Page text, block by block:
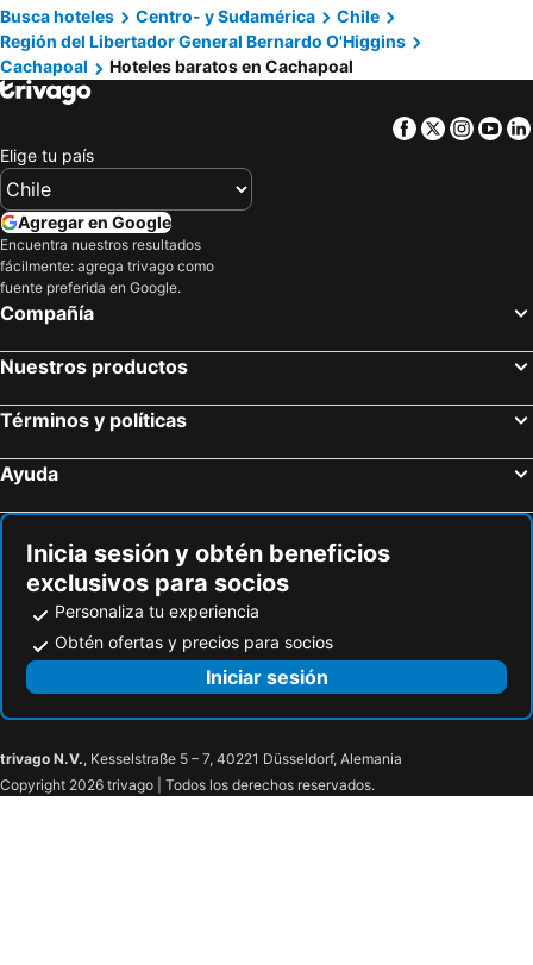
Hotel Del Centro Rancagua
Hotel Casa Millan Inn
Parcela Tierra Fértil
Moderno Departamento En Rancagua
Cabañas tinajas isla de margarita
Busca hoteles Centro- y Sudamérica
Chile
Región del Libertador General Bernardo O'Higgins
Cachapoal
Hoteles baratos en Cachapoal
Facebook
Twitter
Elige tu país
Agregar en Google
Encuentra nuestros resultados
fácilmente: agrega trivago como
fuente preferida en Google.
Compañía
Nuestros productos
Términos y políticas
Ayuda
Inicia sesión y obtén beneficios
exclusivos para socios
Personaliza tu experiencia
Obtén ofertas y precios para socios
Iniciar sesión
trivago N.V., Kesselstraße 5 – 7, 40221 Düsseldorf, Alemania
Copyright 2026 trivago | Todos los derechos reservados.